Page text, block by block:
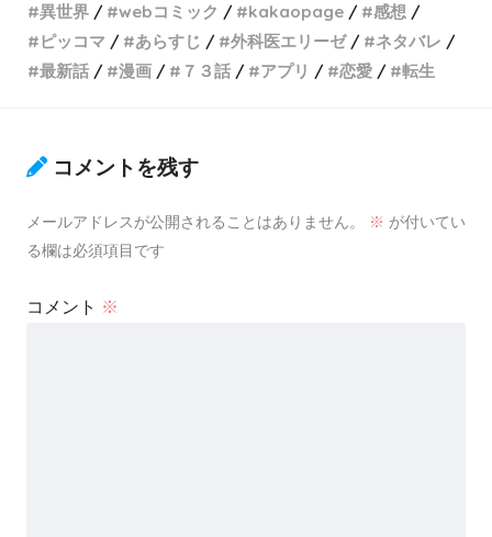
異世界
webコミック kakaopage
感想
ピッコマ
あらすじ 外科医エリーゼ
ネタバレ
最新話
漫画 ７３話 アプリ 恋愛 転生
コメントを残す
メールアドレスが公開されることはありません。 ※ が付いてい
る欄は必須項目です
コメント ※